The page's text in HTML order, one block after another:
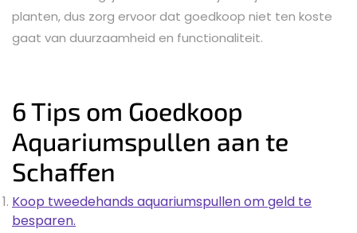
planten, dus zorg ervoor dat goedkoop niet ten koste
gaat van duurzaamheid en functionaliteit.
6 Tips om Goedkoop
Aquariumspullen aan te
Schaffen
Koop tweedehands aquariumspullen om geld te
besparen.